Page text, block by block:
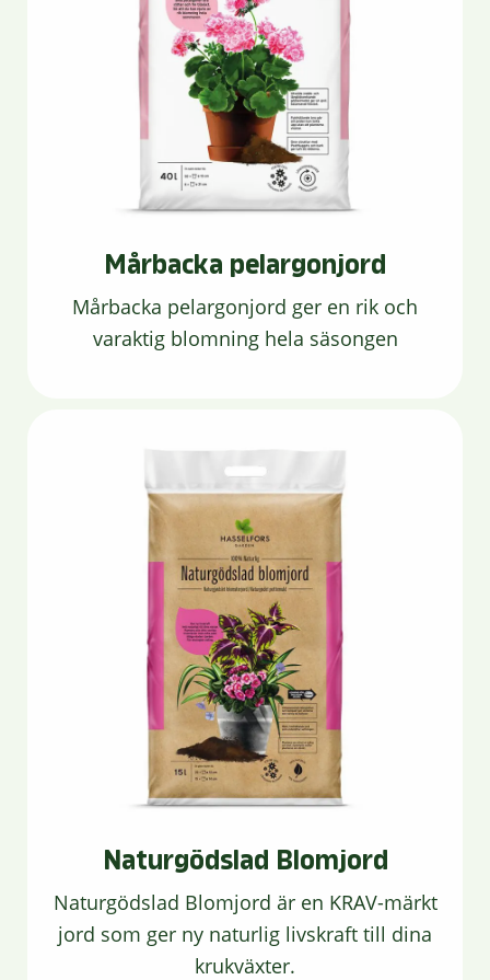
Mårbacka pelargonjord
Mårbacka pelargonjord ger en rik och
varaktig blomning hela säsongen
Naturgödslad Blomjord
Naturgödslad Blomjord är en KRAV-märkt
jord som ger ny naturlig livskraft till dina
krukväxter.